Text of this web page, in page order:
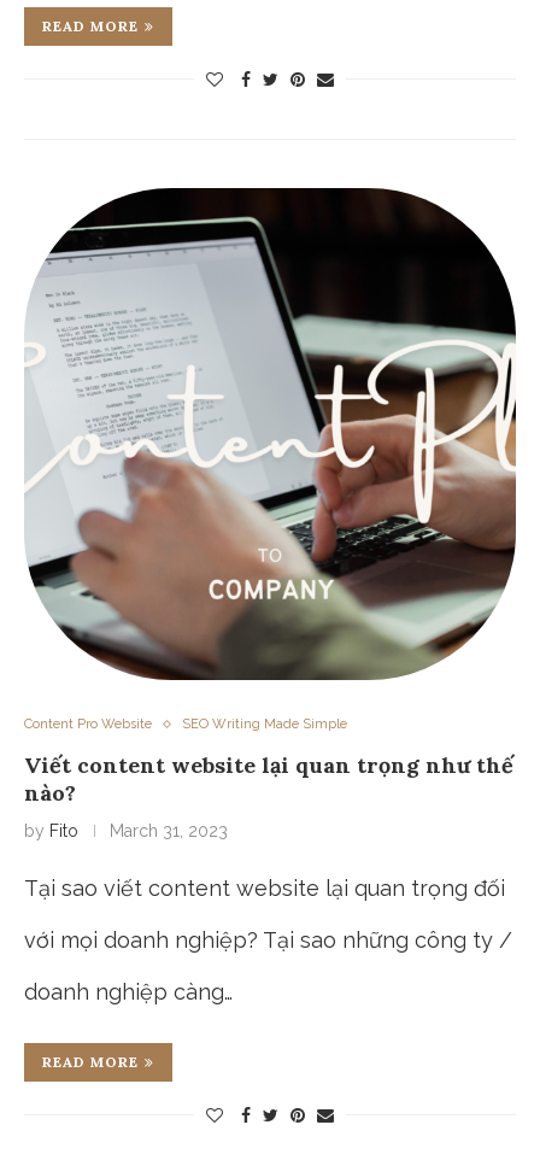
READ MORE
Content Pro Website SEO Writing Made Simple
Viết content website lại quan trọng như thế
nào?
by Fito March 31, 2023
Tại sao viết content website lại quan trọng đối
với mọi doanh nghiệp? Tại sao những công ty /
doanh nghiệp càng…
READ MORE